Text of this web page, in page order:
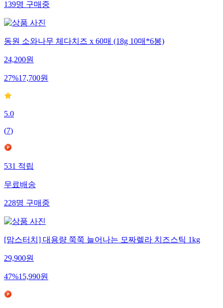
139명 구매중
동원 소와나무 체다치즈 x 60매 (18g 10매*6봉)
24,200원
27%17,700원
5.0
(7)
531 적립
무료배송
228명 구매중
[맘스터치] 대용량 쭉쭉 늘어나는 모짜렐라 치즈스틱 1kg
29,900원
47%15,990원